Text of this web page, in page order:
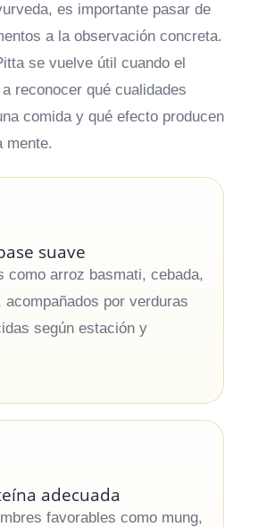
es importante pasar de
a la observación concreta.
se vuelve útil cuando el
reconocer qué cualidades
comida y qué efecto producen
mente.
suave
como arroz basmati, cebada,
acompañados por verduras
según estación y
adecuada
favorables como mung,